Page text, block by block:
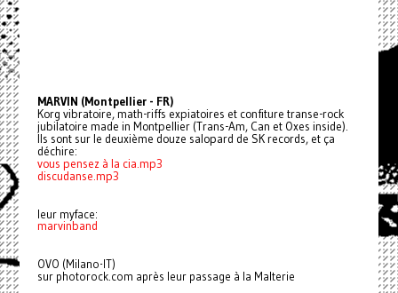
MARVIN (Montpellier - FR)
Korg vibratoire, math-riffs expiatoires et confiture transe-rock
jubilatoire made in Montpellier (Trans-Am, Can et Oxes inside).
Ils sont sur le deuxième douze salopard de SK records, et ça
déchire:
vous pensez à la cia.mp3
discudanse.mp3
leur myface:
marvinband
OVO (Milano-IT)
sur photorock.com après leur passage à la Malterie